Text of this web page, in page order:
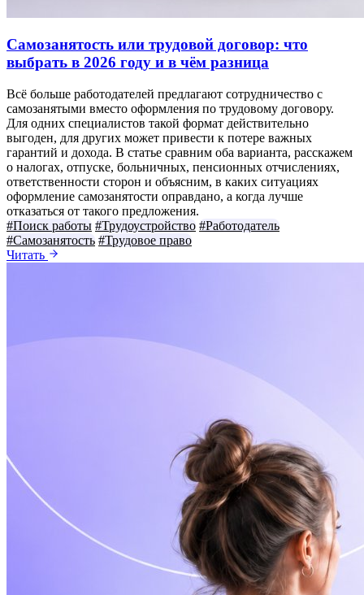
Самозанятость или трудовой договор: что
выбрать в 2026 году и в чём разница
Всё больше работодателей предлагают сотрудничество с
самозанятыми вместо оформления по трудовому договору.
Для одних специалистов такой формат действительно
выгоден, для других может привести к потере важных
гарантий и дохода. В статье сравним оба варианта, расскажем
о налогах, отпуске, больничных, пенсионных отчислениях,
ответственности сторон и объясним, в каких ситуациях
оформление самозанятости оправдано, а когда лучше
отказаться от такого предложения.
#Поиск работы #Трудоустройство #Работодатель
#Самозанятость #Трудовое право
Читать